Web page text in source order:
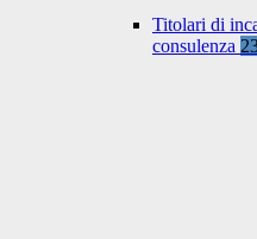
Titolari di
consulenza